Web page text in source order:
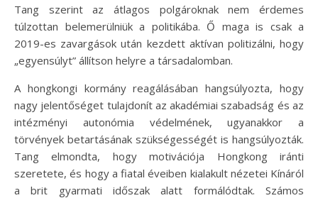
Tang szerint az átlagos polgároknak nem érdemes
túlzottan belemerülniük a politikába. Ő maga is csak a
2019-es zavargások után kezdett aktívan politizálni, hogy
„egyensúlyt” állítson helyre a társadalomban.
A hongkongi kormány reagálásában hangsúlyozta, hogy
nagy jelentőséget tulajdonít az akadémiai szabadság és az
intézményi autonómia védelmének, ugyanakkor a
törvények betartásának szükségességét is hangsúlyozták.
Tang elmondta, hogy motivációja Hongkong iránti
szeretete, és hogy a fiatal éveiben kialakult nézetei Kínáról
a brit gyarmati időszak alatt formálódtak. Számos